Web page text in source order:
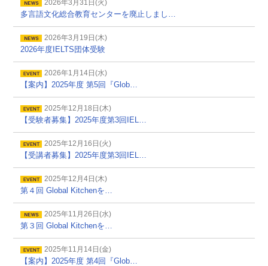
2026年3月31日(火)
多言語文化総合教育センターを廃止しまし…
2026年3月19日(木)
2026年度IELTS団体受験
2026年1月14日(水)
【案内】2025年度 第5回『Glob…
2025年12月18日(木)
【受験者募集】2025年度第3回IEL…
2025年12月16日(火)
【受講者募集】2025年度第3回IEL…
2025年12月4日(木)
第４回 Global Kitchenを…
2025年11月26日(水)
第３回 Global Kitchenを…
2025年11月14日(金)
【案内】2025年度 第4回『Glob…